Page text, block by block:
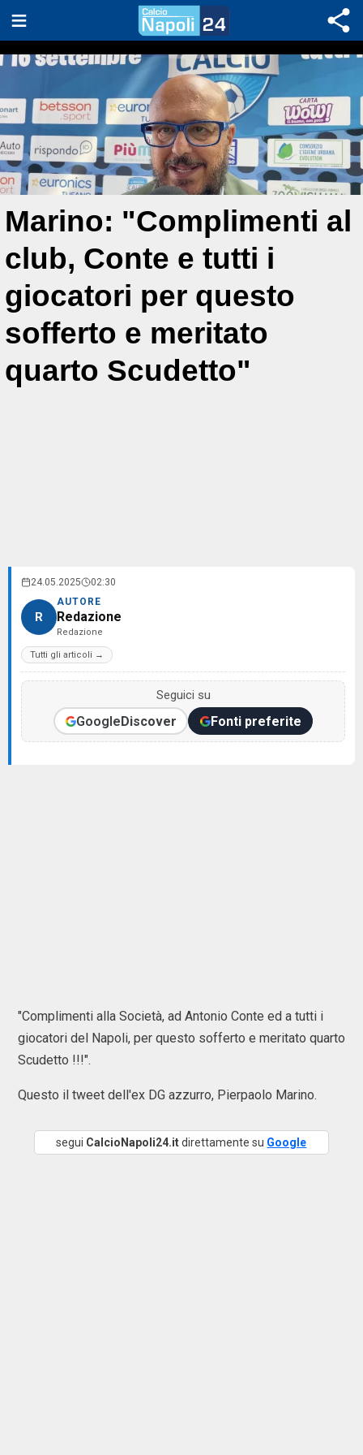
Marino: "Complimenti al
club, Conte e tutti i
giocatori per questo
sofferto e meritato
quarto Scudetto"
24.05.2025 02:30
R
AUTORE
Redazione
Redazione
Tutti gli articoli →
Seguici su
GoogleDiscover Fonti preferite
"Complimenti alla Società, ad Antonio Conte ed a tutti i
giocatori del Napoli, per questo sofferto e meritato quarto
Scudetto !!!".
Questo il tweet dell'ex DG azzurro, Pierpaolo Marino.
segui CalcioNapoli24.itdirettamente su Google